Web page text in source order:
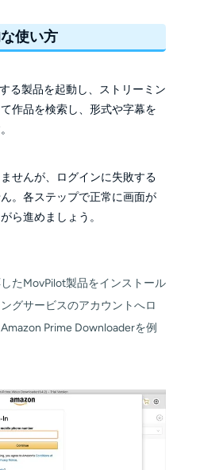
使い方
る製品を起動し、ストリーミン
作品を検索し、形式や字幕を
せんが、ログインに失敗する
。各ステップで正常に画面が
ら進めましょう。
たMovPilot製品をインストール
グサービスのアカウントへロ
Prime Downloaderを例